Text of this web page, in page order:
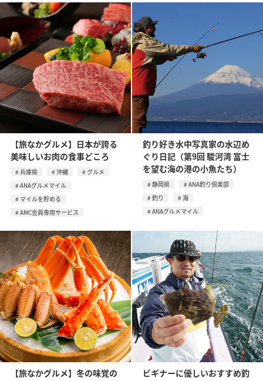
【旅なかグルメ】日本が誇る
美味しいお肉の食事どころ
兵庫県 沖縄
グルメ
ANAグルメマイル
マイルを貯める
AMC会員専用サービス
釣り好き水中写真家の水辺め
ぐり日記（第9回 駿河湾 富士
を望む海の港の小魚たち）
静岡県
ANA釣り倶楽部
釣り
海
ANAグルメマイル
【旅なかグルメ】冬の味覚の
ビギナーに優しいおすすめ釣